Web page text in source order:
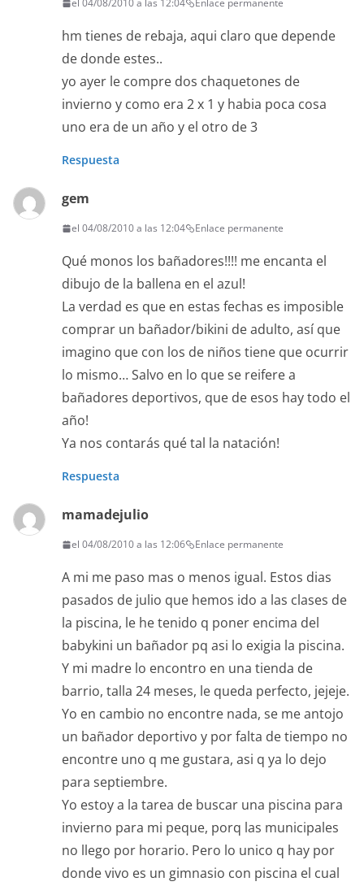
el 04/08/2010 a las 12:04 Enlace permanente
hm tienes de rebaja, aqui claro que depende
de donde estes..
yo ayer le compre dos chaquetones de
invierno y como era 2 x 1 y habia poca cosa
uno era de un año y el otro de 3
Respuesta
gem
el 04/08/2010 a las 12:04 Enlace permanente
Qué monos los bañadores!!!! me encanta el
dibujo de la ballena en el azul!
La verdad es que en estas fechas es imposible
comprar un bañador/bikini de adulto, así que
imagino que con los de niños tiene que ocurrir
lo mismo… Salvo en lo que se reifere a
bañadores deportivos, que de esos hay todo el
año!
Ya nos contarás qué tal la natación!
Respuesta
mamadejulio
el 04/08/2010 a las 12:06 Enlace permanente
A mi me paso mas o menos igual. Estos dias
pasados de julio que hemos ido a las clases de
la piscina, le he tenido q poner encima del
babykini un bañador pq asi lo exigia la piscina.
Y mi madre lo encontro en una tienda de
barrio, talla 24 meses, le queda perfecto, jejeje.
Yo en cambio no encontre nada, se me antojo
un bañador deportivo y por falta de tiempo no
encontre uno q me gustara, asi q ya lo dejo
para septiembre.
Yo estoy a la tarea de buscar una piscina para
invierno para mi peque, porq las municipales
no llego por horario. Pero lo unico q hay por
donde vivo es un gimnasio con piscina el cual